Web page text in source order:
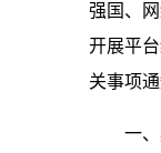
强国、
开展平
关事项通
一、